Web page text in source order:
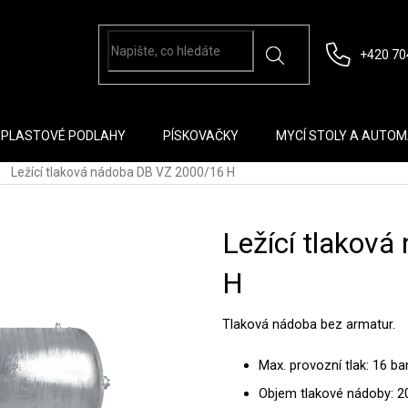
+420
PLASTOVÉ PODLAHY PÍSKOVAČKY MYCÍ STOLY A
Ležící tlaková nádoba DB VZ 2000/16 H
Ležící tlaková
H
Tlaková nádoba bez armatur.
Max. provozní tlak: 16
Objem tlakové nádoby: